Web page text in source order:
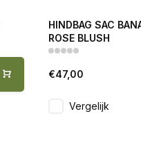
HINDBAG SAC
ROSE BLUSH
€47,00
Vergelijk